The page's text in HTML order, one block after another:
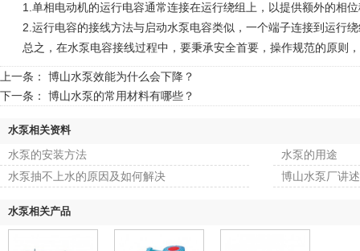
1.单相电动机的运行电容通常连接在运行绕组上，以提供额外的相位
2.运行电容的接线方法与启动水泵电容类似，一个端子连接到运行
总之，在水泵电容接线过程中，要秉承安全首要，操作规范的原则
上一条： 博山水泵效能为什么会下降？
下一条： 博山水泵的常用材料有哪些？
水泵相关资料
水泵的安装方法
水泵的用途
水泵抽不上水的原因及如何解决
博山水泵厂讲
水泵相关产品